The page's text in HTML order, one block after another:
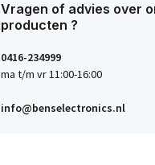
Vragen of advies over
producten ?
0416-234999
ma t/m vr 11:00-16:00
info@benselectronics.nl